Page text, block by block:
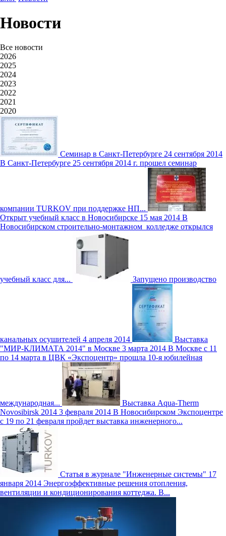
Новости
Все новости
2026
2025
2024
2023
2022
2021
2020
Семинар в Санкт-Петербурге 24 сентября 2014
В Санкт-Петербурге 25 сентября 2014 г. прошел семинар
компании TURKOV при поддержке НП...
Открыт учебный класс в Новосибирске 15 мая 2014 В
Новосибирском строительно-монтажном колледже открылся
учебный класс для... Запущено производство
канальных осушителей 4 апреля 2014
Выставка
"МИР-КЛИМАТА 2014" в Москве 3 марта 2014 В Москве с 11
по 14 марта в ЦВК «Экспоцентр» прошла 10-я юбилейная
международная...
Выставка Aqua-Therm
Novosibirsk 2014 3 февраля 2014 В Новосибирском Экспоцентре
с 19 по 21 февраля пройдет выставка инженерного...
Статья в журнале "Инженерные системы" 17
января 2014 Энергоэффективные решения отопления,
вентиляции и кондиционирования коттеджа. В...